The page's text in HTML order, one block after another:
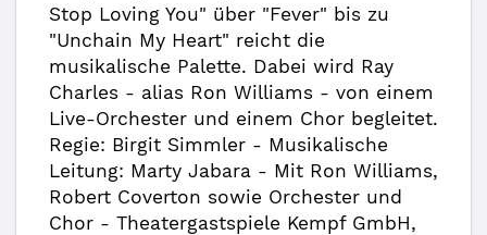
Stop Loving You" über "Fever" bis zu
"Unchain My Heart" reicht die
musikalische Palette. Dabei wird Ray
Charles - alias Ron Williams - von einem
Live-Orchester und einem Chor begleitet.
Regie: Birgit Simmler - Musikalische
Leitung: Marty Jabara - Mit Ron Williams,
Robert Coverton sowie Orchester und
Chor - Theatergastspiele Kempf GmbH,